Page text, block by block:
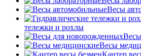
Весы
тележки и рохлы
Весы
Кантер